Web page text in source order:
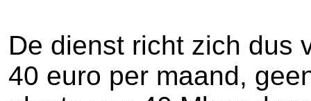
De dienst richt zich dus
40 euro per maand,